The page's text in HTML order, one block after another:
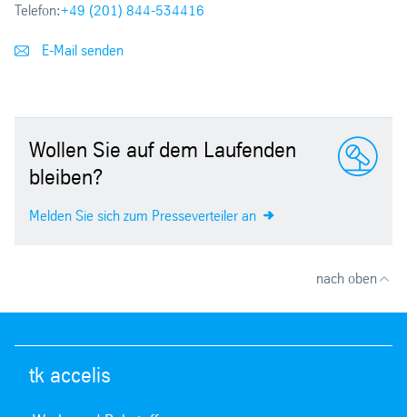
Telefon:+49 (201) 844-534416
E-Mail senden
Wollen Sie auf dem Laufenden
bleiben?
Melden Sie sich zum Presseverteiler an
nach oben
tk accelis